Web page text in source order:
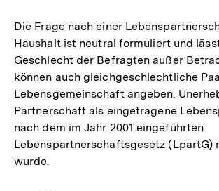
Die Frage nach einer
Haushalt ist neutral formuliert und
Geschlecht der Befragten außer
können auch gleichgeschlechtliche
Lebensgemeinschaft angeben.
Partnerschaft als eingetragene
nach dem im Jahr 2001 eingeführten
Lebenspartnerschaftsgesetz (LpartG)
wurde.